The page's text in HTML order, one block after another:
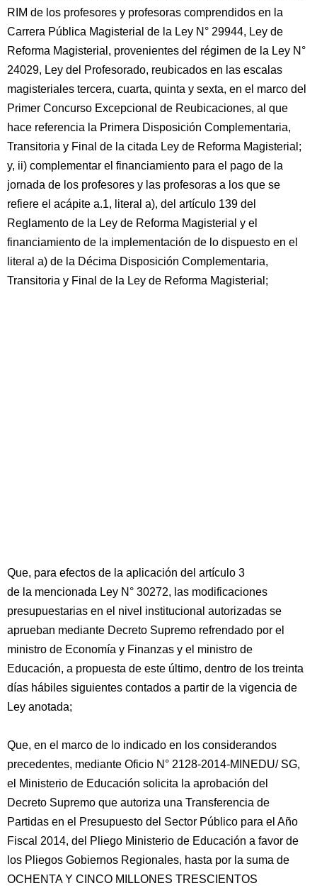
RIM de los profesores y profesoras comprendidos en la
Carrera Pública Magisterial de la Ley N° 29944, Ley de
Reforma Magisterial, provenientes del régimen de la Ley N°
24029, Ley del Profesorado, reubicados en las escalas
magisteriales tercera, cuarta, quinta y sexta, en el marco del
Primer Concurso Excepcional de Reubicaciones, al que
hace referencia la Primera Disposición Complementaria,
Transitoria y Final de la citada Ley de Reforma Magisterial;
y, ii) complementar el financiamiento para el pago de la
jornada de los profesores y las profesoras a los que se
refiere el acápite a.1, literal a), del artículo 139 del
Reglamento de la Ley de Reforma Magisterial y el
financiamiento de la implementación de lo dispuesto en el
literal a) de la Décima Disposición Complementaria,
Transitoria y Final de la Ley de Reforma Magisterial;
Que, para efectos de la aplicación del artículo 3
de la mencionada Ley N° 30272, las modificaciones
presupuestarias en el nivel institucional autorizadas se
aprueban mediante Decreto Supremo refrendado por el
ministro de Economía y Finanzas y el ministro de
Educación, a propuesta de este último, dentro de los treinta
días hábiles siguientes contados a partir de la vigencia de
Ley anotada;
Que, en el marco de lo indicado en los considerandos
precedentes, mediante Oficio N° 2128-2014-MINEDU/ SG,
el Ministerio de Educación solicita la aprobación del
Decreto Supremo que autoriza una Transferencia de
Partidas en el Presupuesto del Sector Público para el Año
Fiscal 2014, del Pliego Ministerio de Educación a favor de
los Pliegos Gobiernos Regionales, hasta por la suma de
OCHENTA Y CINCO MILLONES TRESCIENTOS